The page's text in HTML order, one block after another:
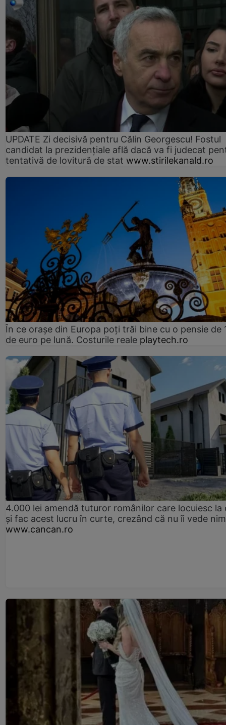
UPDATE Zi decisivă pentru Călin Georgescu! Fostul
candidat la prezidențiale află dacă va fi judecat
tentativă de lovitură de stat www.stirilekanald.ro
În ce orașe din Europa poți trăi bine cu o pensie de
de euro pe lună. Costurile reale playtech.ro
4.000 lei amendă tuturor românilor care locuiesc la
și fac acest lucru în curte, crezând că nu îi vede
www.cancan.ro